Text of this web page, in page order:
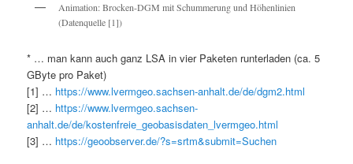
Animation: Brocken-DGM mit Schummerung und Höhenlinien
(Datenquelle [1])
* … man kann auch ganz LSA in vier Paketen runterladen (ca. 5
GByte pro Paket)
[1] … https://www.lvermgeo.sachsen-anhalt.de/de/dgm2.html
[2] … https://www.lvermgeo.sachsen-
anhalt.de/de/kostenfreie_geobasisdaten_lvermgeo.html
[3] … https://geoobserver.de/?s=srtm&submit=Suchen